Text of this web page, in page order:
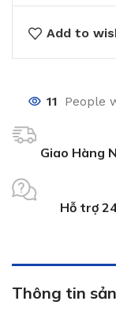
Add to
11 People
Giao Hàng
Hỗ trợ
Thông tin